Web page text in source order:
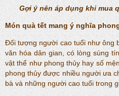
Gợi ý nên áp dụng khi mua
Món quà tết mang ý nghĩa
Đối tượng người cao tuổi như ông
văn hóa dân gian, có lòng sùng
vật thể như phong thủy hay số
phong thủy được nhiều người ưa
bà và những người cao tuổi trong